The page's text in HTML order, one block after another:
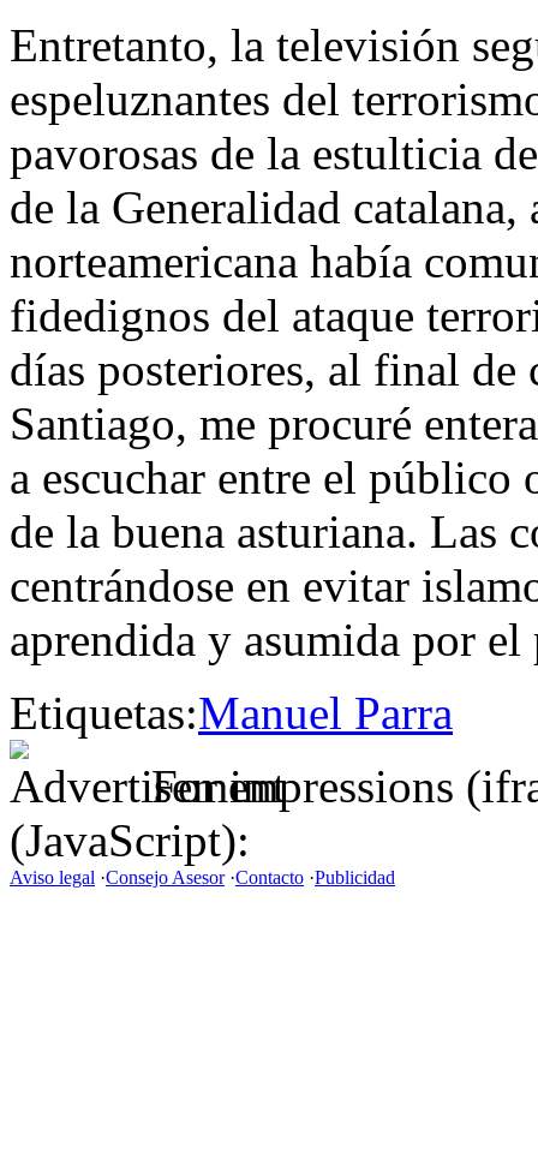
Entretanto, la televisión
espeluznantes del
pavorosas de la estulticia
de la Generalidad
norteamericana había
fidedignos del ataque
días posteriores, al final de
Santiago, me procuré
a escuchar entre el
de la buena asturiana. Las
centrándose en evitar
aprendida y asumida por el
Etiquetas:Manuel Parra
For impressions
(JavaScript):
Aviso legal ·Consejo Asesor·Contacto ·Publicidad